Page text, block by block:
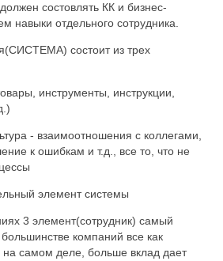
состовлять КК и бизнес-
навыки отдельного сотрудника.
состоит из трех
инструменты, инструкции,
- взаимоотношения с коллегами,
к ошибкам и т.д., все то, что не
элемент системы
3 элемент(сотрудник) самый
компаний все как
на самом деле, больше вклад дает